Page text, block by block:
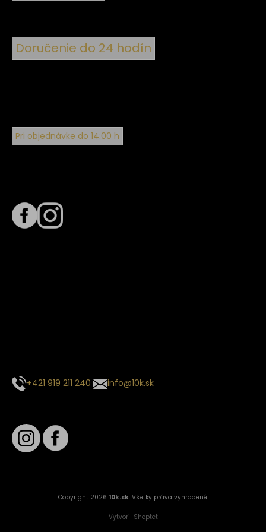
Doručenie do 24 hodín
Pri objednávke do 14:00 h
+421 919 211 240 info@10k.sk
Vytvoril Shoptet
Copyright 2026 10k.sk. Všetky práva vyhradené.